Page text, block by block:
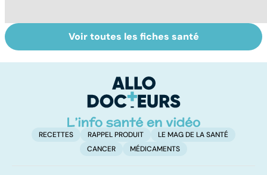
Tout savoir sur
les infections
Inflammation des
amygdales : que
d'angine ?
Voir toutes les fiches santé
RECETTES RAPPEL PRODUIT
LE MAG DE LA SANTÉ
CANCER
MÉDICAMENTS